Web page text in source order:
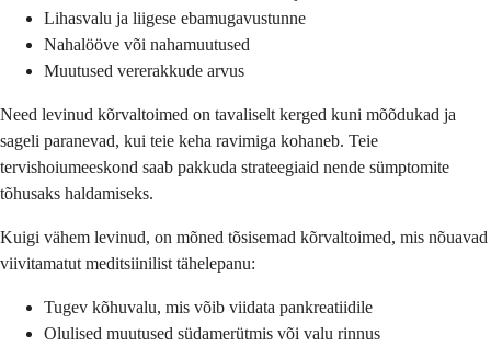
Lihasvalu ja liigese ebamugavustunne
Nahalööve või nahamuutused
Muutused vererakkude arvus
Need levinud kõrvaltoimed on tavaliselt kerged kuni mõõdukad ja
sageli paranevad, kui teie keha ravimiga kohaneb. Teie
tervishoiumeeskond saab pakkuda strateegiaid nende sümptomite
tõhusaks haldamiseks.
Kuigi vähem levinud, on mõned tõsisemad kõrvaltoimed, mis nõuavad
viivitamatut meditsiinilist tähelepanu:
Tugev kõhuvalu, mis võib viidata pankreatiidile
Olulised muutused südamerütmis või valu rinnus